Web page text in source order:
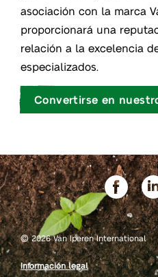
asociación con la marca
proporcionará una
relación a la excelencia
especializados.
Convertirse en
©2026 Van Iperen International
Información legal